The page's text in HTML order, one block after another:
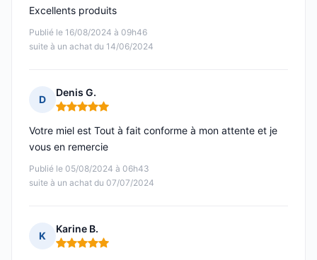
Publié le 16/08/2024 à 09h46
suite à un achat du 14/06/2024
Excellents produits
D
Denis G.
Note : 5 sur 5
Publié le 05/08/2024 à 06h43
suite à un achat du 07/07/2024
Votre miel est Tout à fait conforme à mon attente et je
vous en remercie
K
Karine B.
Note : 5 sur 5